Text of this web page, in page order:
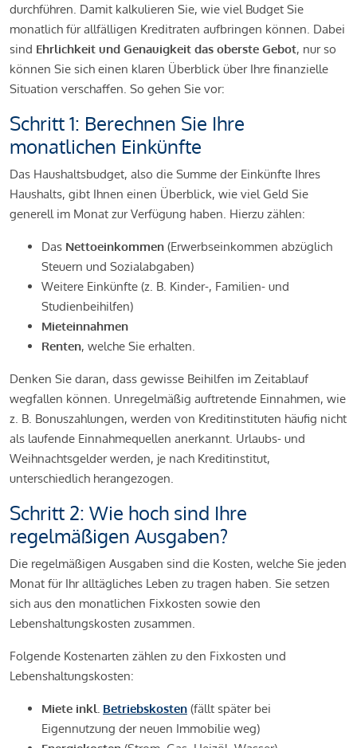
durchführen. Damit kalkulieren Sie, wie viel Budget Sie
monatlich für allfälligen Kreditraten aufbringen können. Dabei
sind Ehrlichkeit und Genauigkeit das oberste Gebot, nur so
können Sie sich einen klaren Überblick über Ihre finanzielle
Situation verschaffen. So gehen Sie vor:
Schritt 1: Berechnen Sie Ihre
monatlichen Einkünfte
Das Haushaltsbudget, also die Summe der Einkünfte Ihres
Haushalts, gibt Ihnen einen Überblick, wie viel Geld Sie
generell im Monat zur Verfügung haben. Hierzu zählen:
Das Nettoeinkommen (Erwerbseinkommen abzüglich
Steuern und Sozialabgaben)
Weitere Einkünfte (z. B. Kinder-, Familien- und
Studienbeihilfen)
Mieteinnahmen
Renten, welche Sie erhalten.
Denken Sie daran, dass gewisse Beihilfen im Zeitablauf
wegfallen können. Unregelmäßig auftretende Einnahmen, wie
z. B. Bonuszahlungen, werden von Kreditinstituten häufig nicht
als laufende Einnahmequellen anerkannt. Urlaubs- und
Weihnachtsgelder werden, je nach Kreditinstitut,
unterschiedlich herangezogen.
Schritt 2: Wie hoch sind Ihre
regelmäßigen Ausgaben?
Die regelmäßigen Ausgaben sind die Kosten, welche Sie jeden
Monat für Ihr alltägliches Leben zu tragen haben. Sie setzen
sich aus den monatlichen Fixkosten sowie den
Lebenshaltungskosten zusammen.
Folgende Kostenarten zählen zu den Fixkosten und
Lebenshaltungskosten:
Miete inkl. Betriebskosten (fällt später bei
Eigennutzung der neuen Immobilie weg)